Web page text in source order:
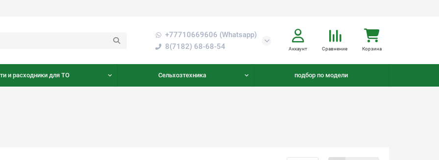
+77710669606 (Whatsapp)
8(7182) 68-68-54
Аккаунт Сравнение Корзина
и расходники для ТО Сельхозтехника подбор по модели